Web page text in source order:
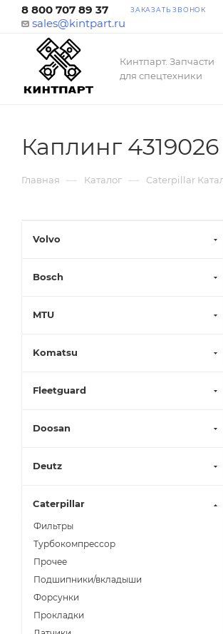
8 800 707 89 37 ЗАКАЗАТЬ ЗВОНОК
sales@kintpart.ru
Кинтпарт. Запчасти
для спецтехники
Каплинг 4319026
Главная — Каталог — Caterpillar
Volvo
Bosch
MTU
Komatsu
Fleetguard
Doosan
Deutz
Caterpillar
Фильтры
Турбокомпрессор
Прочее
Подшипники/вкладыши
Форсунки
Прокладки